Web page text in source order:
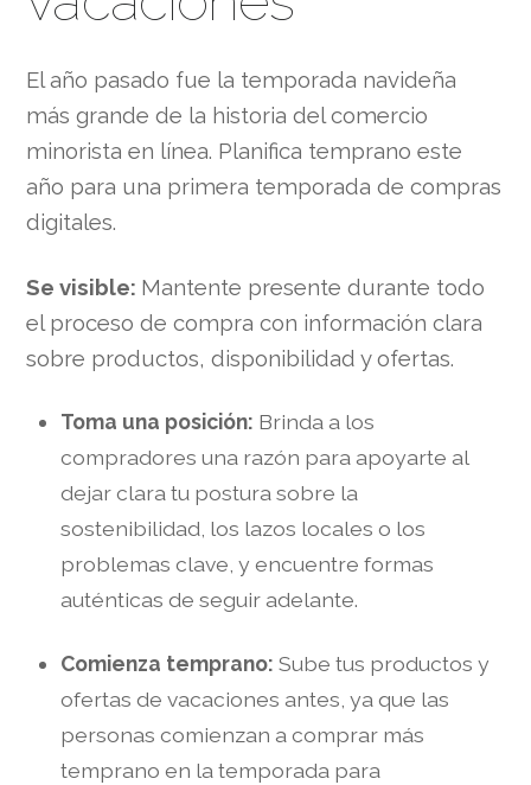
El año pasado fue la temporada navideña
más grande de la historia del comercio
minorista en línea. Planifica temprano este
año para una primera temporada de compras
digitales.
Se visible: Mantente presente durante todo
el proceso de compra con información clara
sobre productos, disponibilidad y ofertas.
Toma una posición: Brinda a los
compradores una razón para apoyarte al
dejar clara tu postura sobre la
sostenibilidad, los lazos locales o los
problemas clave, y encuentre formas
auténticas de seguir adelante.
Comienza temprano: Sube tus productos y
ofertas de vacaciones antes, ya que las
personas comienzan a comprar más
temprano en la temporada para